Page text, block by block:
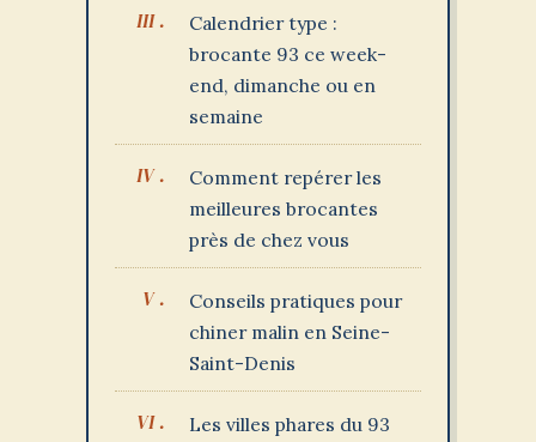
Calendrier type :
brocante 93 ce week-
end, dimanche ou en
semaine
Comment repérer les
meilleures brocantes
près de chez vous
Conseils pratiques pour
chiner malin en Seine-
Saint-Denis
Les villes phares du 93